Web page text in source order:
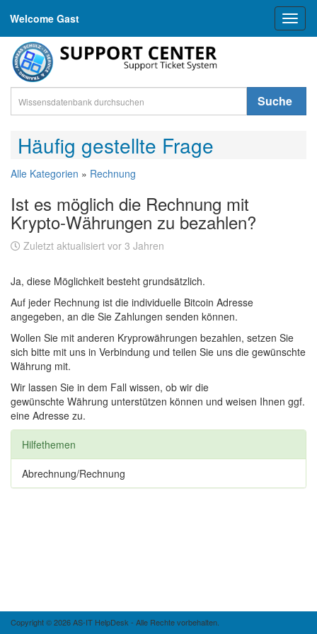
Welcome Gast
Suche
Häufig gestellte Frage
Alle Kategorien » Rechnung
Ist es möglich die Rechnung mit
Krypto-Währungen zu bezahlen?
Zuletzt aktualisiert vor 3 Jahren
Ja, diese Möglichkeit besteht grundsätzlich.
Auf jeder Rechnung ist die individuelle Bitcoin Adresse
angegeben, an die Sie Zahlungen senden können.
Wollen Sie mit anderen Kryprowährungen bezahlen, setzen Sie
sich bitte mit uns in Verbindung und teilen Sie uns die gewünschte
Währung mit.
Wir lassen Sie in dem Fall wissen, ob wir die
gewünschte Währung unterstützen können und weisen Ihnen ggf.
eine Adresse zu.
Hilfethemen
Abrechnung/Rechnung
Copyright © 2026 AS-IT HelpDesk - Alle Rechte vorbehalten.